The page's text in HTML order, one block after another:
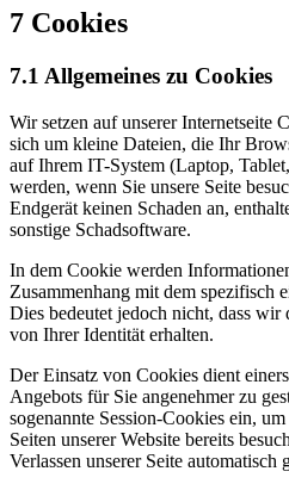
7 Cookies
7.1 Allgemeines zu Cookies
Wir setzen auf unserer Internetseite
sich um kleine Dateien, die Ihr
auf Ihrem IT-System (Laptop,
werden, wenn Sie unsere Seite
Endgerät keinen Schaden an,
sonstige Schadsoftware.
In dem Cookie werden
Zusammenhang mit dem spezifisch
Dies bedeutet jedoch nicht, dass
von Ihrer Identität erhalten.
Der Einsatz von Cookies dient
Angebots für Sie angenehmer zu
sogenannte Session-Cookies ein,
Seiten unserer Website bereits
Verlassen unserer Seite automatisch